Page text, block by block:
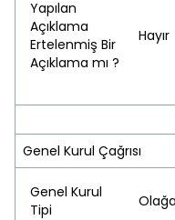
Yapılan
Açıklama
Ertelenmiş Bir
Açıklama mı ?
Hayır
Genel Kurul Çağrısı
Genel Kurul
Tipi